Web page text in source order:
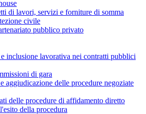
di lavori, servizi e forniture di somma
civile
pubblico privato
inclusione lavorativa nei contratti pubblici
di gara
aggiudicazione delle procedure negoziate
delle procedure di affidamento diretto
della procedura